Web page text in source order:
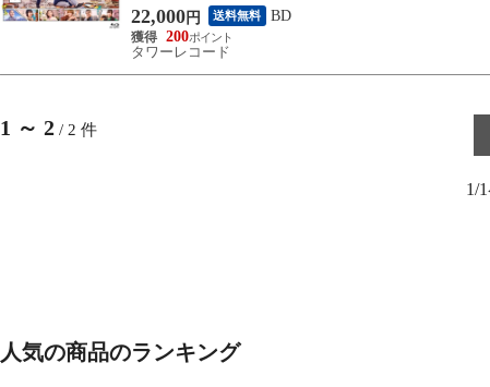
22,000 円 送料無料
BD
200
タワーレコード
1 ～ 2 / 2 件
1/1
人気の商品のランキング